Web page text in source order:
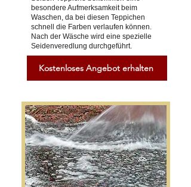
besondere Aufmerksamkeit beim
Waschen, da bei diesen Teppichen
schnell die Farben verlaufen können.
Nach der Wäsche wird eine spezielle
Seidenveredlung durchgeführt.
Kostenloses Angebot erhalten